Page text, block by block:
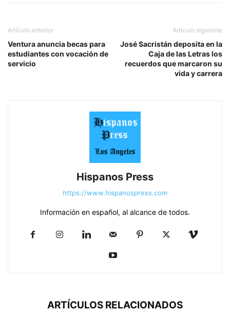
Artículo anterior
Ventura anuncia becas para
estudiantes con vocación de
servicio
Artículo siguiente
José Sacristán deposita en la
Caja de las Letras los
recuerdos que marcaron su
vida y carrera
Hispanos Press
https://www.hispanospress.com
Información en español, al alcance de todos.
ARTÍCULOS RELACIONADOS